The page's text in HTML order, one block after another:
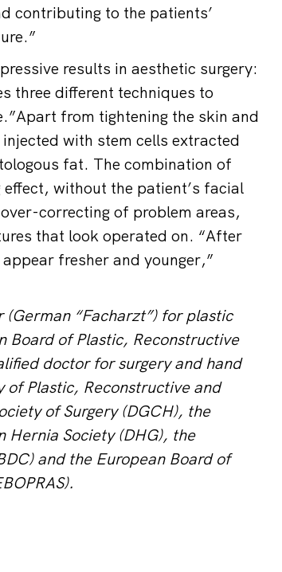
contributing to the patients’
results in aesthetic surgery:
three different techniques to
from tightening the skin and
with stem cells extracted
fat. The combination of
without the patient’s facial
correcting of problem areas,
that look operated on. “After
fresher and younger,”
“Facharzt”) for plastic
Board of Plastic, Reconstructive
doctor for surgery and hand
of Plastic, Reconstructive and
of Surgery (DGCH), the
Hernia Society (DHG), the
and the European Board of